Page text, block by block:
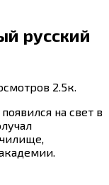
русский
2.5к.
на свет в